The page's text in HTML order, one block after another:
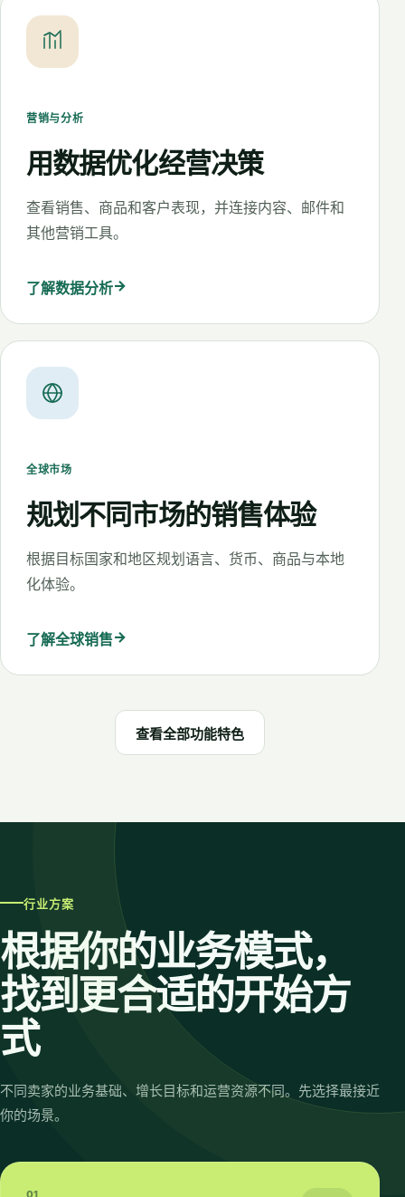
营销与分析
用数据优化经营决策
查看销售、商品和客户表现，并连接内容、邮件和
其他营销工具。
了解数据分析→
全球市场
规划不同市场的销售体验
根据目标国家和地区规划语言、货币、商品与本地
化体验。
了解全球销售→
查看全部功能特色
行业方案
根据你的业务模式，
找到更合适的开始方
式
不同卖家的业务基础、增长目标和运营资源不同。先选择最接近
你的场景。
01